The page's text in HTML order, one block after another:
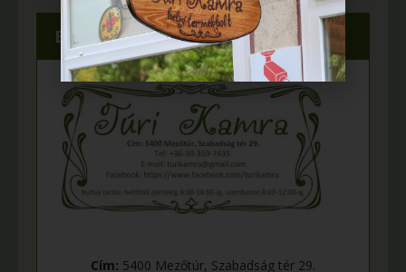
Elérhetőségeink
Cím: 5400 Mezőtúr, Szabadság tér 29.